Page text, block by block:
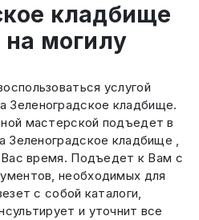
кладбище
могилу
услугой
Зеленоградское кладбище.
мастерской подъедет в
Зеленоградское кладбище ,
время. Подъедет к Вам с
необходимых для
с собой каталоги,
и уточнит все